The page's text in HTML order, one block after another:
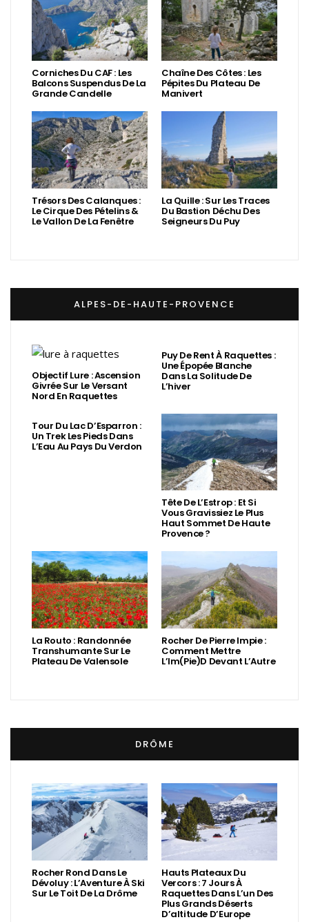
Corniches Du CAF : Les
Balcons Suspendus De La
Grande Candelle
Chaîne Des Côtes : Les
Pépites Du Plateau De
Manivert
Trésors Des Calanques :
Le Cirque Des Pételins &
Le Vallon De La Fenêtre
La Quille : Sur Les Traces
Du Bastion Déchu Des
Seigneurs Du Puy
ALPES-DE-HAUTE-PROVENCE
Objectif Lure : Ascension
Givrée Sur Le Versant
Nord En Raquettes
Puy De Rent À Raquettes :
Une Épopée Blanche
Dans La Solitude De
L’hiver
Tour Du Lac D’Esparron :
Un Trek Les Pieds Dans
L’Eau Au Pays Du Verdon
Tête De L’Estrop : Et Si
Vous Gravissiez Le Plus
Haut Sommet De Haute
Provence ?
La Routo : Randonnée
Transhumante Sur Le
Plateau De Valensole
Rocher De Pierre Impie :
Comment Mettre
L’Im(Pie)d Devant L’Autre
DRÔME
Rocher Rond Dans Le
Dévoluy : L’Aventure À Ski
Sur Le Toit De La Drôme
Hauts Plateaux Du
Vercors : 7 Jours À
Raquettes Dans L’un Des
Plus Grands Déserts
D’altitude D’Europe